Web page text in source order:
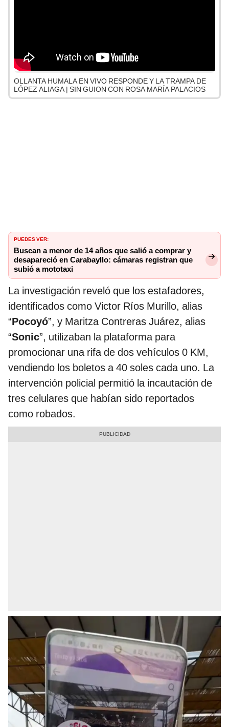
OLLANTA HUMALA EN VIVO RESPONDE Y LA TRAMPA DE
LÓPEZ ALIAGA | SIN GUION CON ROSA MARÍA PALACIOS
PUEDES VER:
Buscan a menor de 14 años que salió a comprar y
desapareció en Carabayllo: cámaras registran que
subió a mototaxi
La investigación reveló que los estafadores,
identificados como Victor Ríos Murillo, alias
“Pocoyó”, y Maritza Contreras Juárez, alias
“Sonic”, utilizaban la plataforma para
promocionar una rifa de dos vehículos 0 KM,
vendiendo los boletos a 40 soles cada uno. La
intervención policial permitió la incautación de
tres celulares que habían sido reportados
como robados.